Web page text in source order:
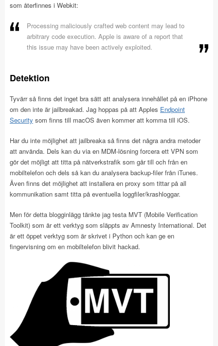
som återfinnes i Webkit:
Processing maliciously crafted web content may lead to
arbitrary code execution. Apple is aware of a report that
this issue may have been actively exploited.
Detektion
Tyvärr så finns det inget bra sätt att analysera innehållet på en iPhone
om den inte är jailbreakad. Jag hoppas på att Apples Endpoint
Security som finns till macOS även kommer att komma till iOS.
Har du inte möjlighet att jailbreaka så finns det några andra metoder
att använda. Dels kan du via en MDM-lösning forcera ett VPN som
gör det möjligt att titta på nätverkstrafik som går till och från en
mobiltelefon och dels så kan du analysera backup-filer från iTunes.
Även finns det möjlighet att installera en proxy som tittar på all
kommunikation samt titta på eventuella loggfiler/krashloggar.
Men för detta blogginlägg tänkte jag testa MVT (Mobile Verification
Toolkit) som är ett verktyg som släppts av Amnesty International. Det
är ett öppet verktyg som är skrivet i Python och kan ge en
fingervisning om en mobiltelefon blivit hackad.